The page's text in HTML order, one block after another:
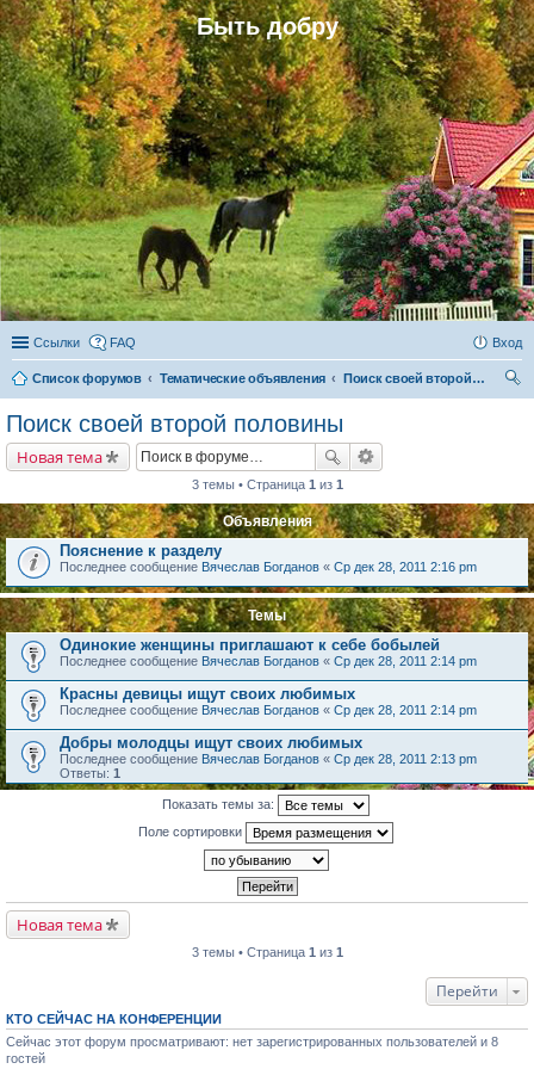
Быть добру
Ссылки FAQ Вход
Список форумов Тематические объявления
Поиск своей второй половины
Поиск своей второй половины
Новая тема
3 темы • Страница 1 из 1
Объявления
Пояснение к разделу
Последнее сообщение Вячеслав Богданов « Ср дек 28, 2011 2:16 pm
Темы
Одинокие женщины приглашают к себе бобылей
Последнее сообщение Вячеслав Богданов « Ср дек 28, 2011 2:14 pm
Красны девицы ищут своих любимых
Последнее сообщение Вячеслав Богданов « Ср дек 28, 2011 2:14 pm
Добры молодцы ищут своих любимых
Последнее сообщение Вячеслав Богданов « Ср дек 28, 2011 2:13 pm
Ответы: 1
Показать темы за:
Поле сортировки
Новая тема
3 темы • Страница 1 из 1
Перейти
КТО СЕЙЧАС НА КОНФЕРЕНЦИИ
Сейчас этот форум просматривают: нет зарегистрированных пользователей и 8
гостей